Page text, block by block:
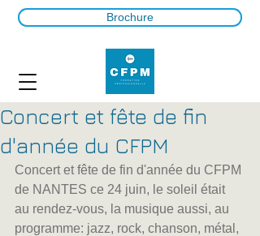
Brochure
Concert et fête de fin
d'année du CFPM
Concert et fête de fin d'année du CFPM
de NANTES ce 24 juin, le soleil était
au rendez-vous, la musique aussi, au
programme: jazz, rock, chanson, métal,